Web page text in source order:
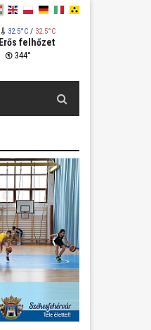
32.5°C/ 32.5°C
Erős felhőzet
344°